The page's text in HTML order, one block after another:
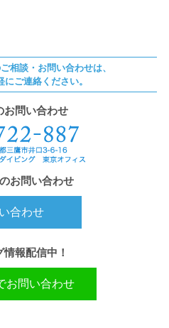
相談・お問い合わせは、
ご連絡ください。
お問い合わせ
お問い合わせ
合わせ
報配信中！
お問い合わせ